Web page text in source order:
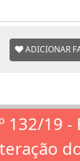
ADICIONAR
132/19